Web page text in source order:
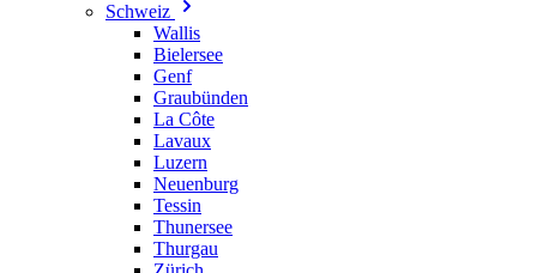
Schweiz
Wallis
Bielersee
Genf
Graubünden
La Côte
Lavaux
Luzern
Neuenburg
Tessin
Thunersee
Thurgau